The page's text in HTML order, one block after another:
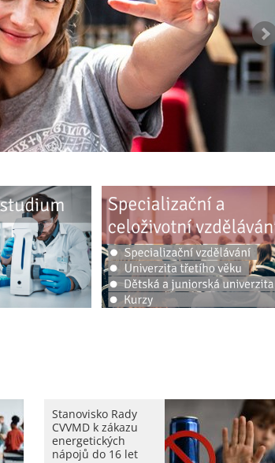
Stanovisko Rady
CVVMD k zákazu
energetických
nápojů do 16 let